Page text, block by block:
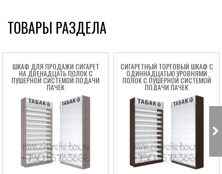
ТОВАРЫ РАЗДЕЛА
ШКАФ ДЛЯ ПРОДАЖИ СИГАРЕТ
НА ДВЕНАДЦАТЬ ПОЛОК С
ПУШЕРНОЙ СИСТЕМОЙ ПОДАЧИ
ПАЧЕК
СИГАРЕТНЫЙ ТОРГОВЫЙ ШКАФ C
ОДИННАДЦАТЬЮ УРОВНЯМИ
ПОЛОК С ПУШЕРНОЙ СИСТЕМОЙ
ПОДАЧИ ПАЧЕК